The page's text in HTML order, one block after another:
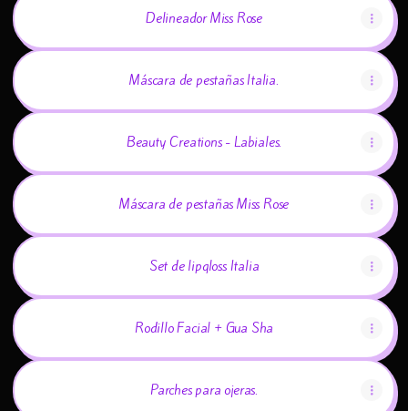
Delineador Miss Rose
Máscara de pestañas Italia.
Beauty Creations - Labiales.
Máscara de pestañas Miss Rose
Set de lipgloss Italia
Rodillo Facial + Gua Sha
Parches para ojeras.